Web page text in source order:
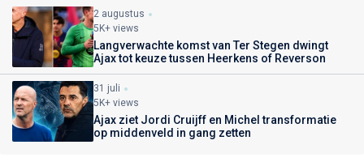
2 augustus
5K+ views
Langverwachte komst van Ter Stegen dwingt
Ajax tot keuze tussen Heerkens of Reverson
31 juli
5K+ views
Ajax ziet Jordi Cruijff en Michel transformatie
op middenveld in gang zetten